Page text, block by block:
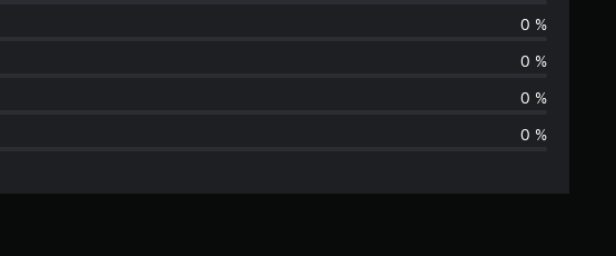
n
e
B
e
0 %
0 %
0 %
0 %